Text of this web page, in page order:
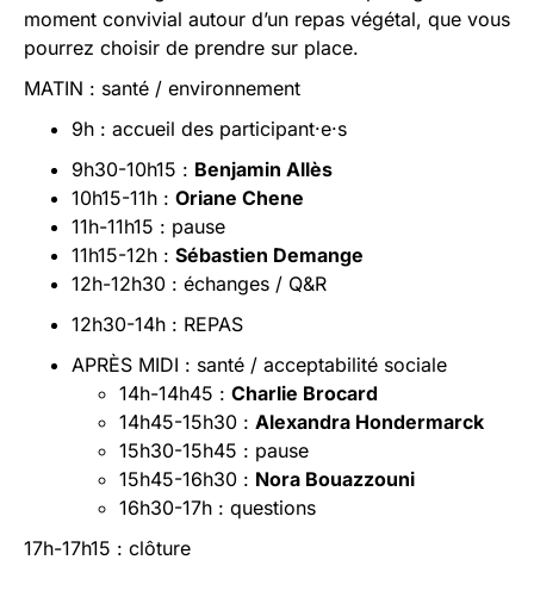
moment convivial autour d’un repas végétal, que vous
pourrez choisir de prendre sur place.
MATIN : santé / environnement
9h : accueil des participant·e·s
9h30-10h15 : Benjamin Allès
10h15-11h : Oriane Chene
11h-11h15 : pause
11h15-12h : Sébastien Demange
12h-12h30 : échanges / Q&R
12h30-14h : REPAS
APRÈS MIDI : santé / acceptabilité sociale
14h-14h45 : Charlie Brocard
14h45-15h30 : Alexandra Hondermarck
15h30-15h45 : pause
15h45-16h30 : Nora Bouazzouni
16h30-17h : questions
17h-17h15 : clôture